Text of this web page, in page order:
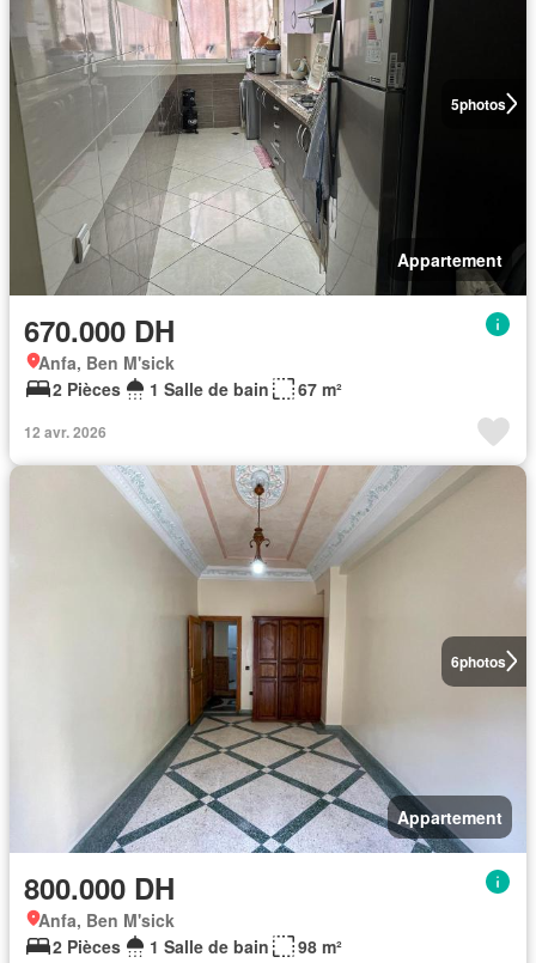
5photos
Appartement
670.000 DH
Anfa, Ben M'sick
2 Pièces
1 Salle de bain 67 m²
12 avr. 2026
6photos
Appartement
800.000 DH
Anfa, Ben M'sick
2 Pièces
1 Salle de bain 98 m²